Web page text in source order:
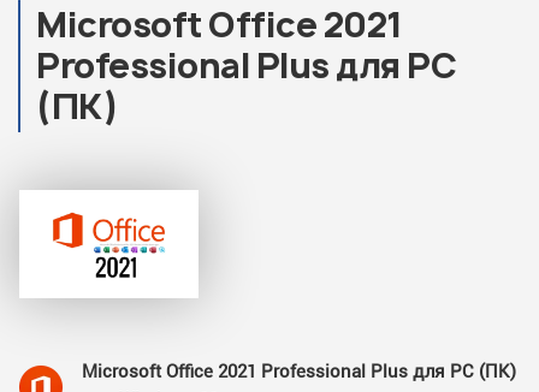
Microsoft Office 2021
Professional Plus для PC
(ПК)
Microsoft Office 2021 Professional Plus для PC (ПК)